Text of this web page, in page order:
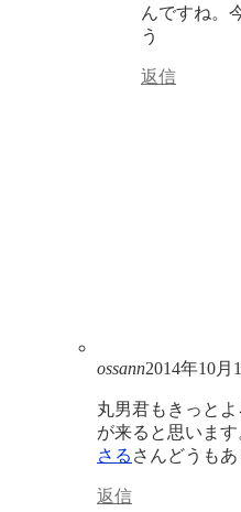
んですね。
う
返信
ossann2014年10月
丸男君もきっと
が来ると思います
さる さんどうも
返信